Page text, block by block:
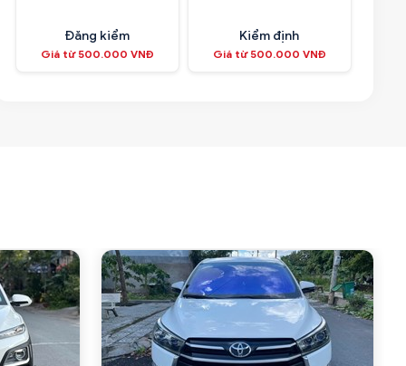
Đăng kiểm
Giá từ 500.000 VNĐ
Kiểm định
Giá từ 500.000 VNĐ